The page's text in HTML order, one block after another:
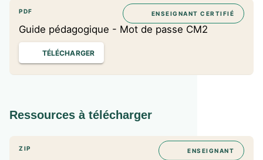
PDF
Guide pédagogique - Mot de passe CM2
ENSEIGNANT CERTIFIÉ
TÉLÉCHARGER
Ressources à télécharger
ZIP ENSEIGNANT